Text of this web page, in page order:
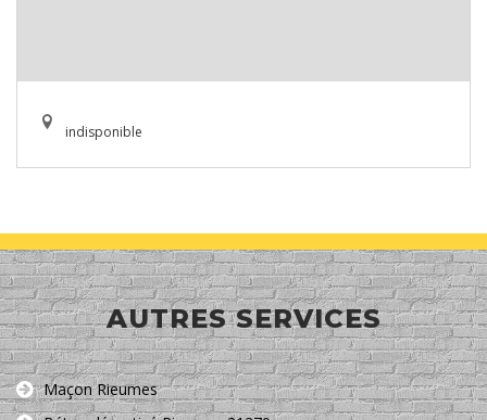
indisponible
AUTRES SERVICES
Maçon Rieumes